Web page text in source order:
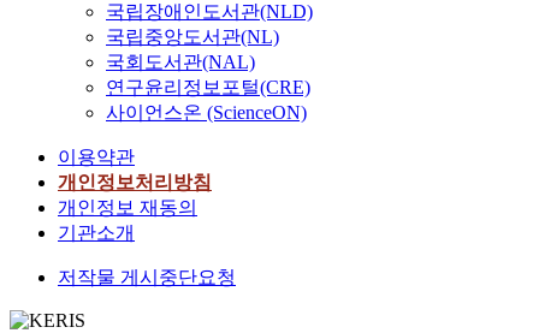
국립장애인도서관(NLD)
국립중앙도서관(NL)
국회도서관(NAL)
연구윤리정보포털(CRE)
사이언스온 (ScienceON)
이용약관
개인정보처리방침
개인정보 재동의
기관소개
저작물 게시중단요청